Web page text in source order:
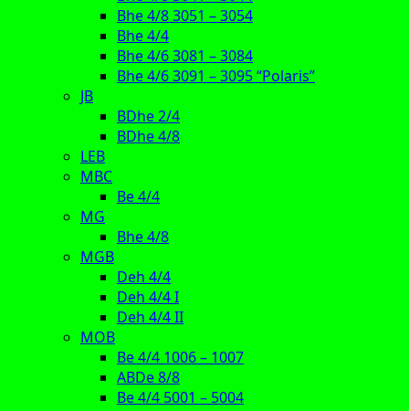
Bhe 4/8 3051 – 3054
Bhe 4/4
Bhe 4/6 3081 – 3084
Bhe 4/6 3091 – 3095 “Polaris”
JB
BDhe 2/4
BDhe 4/8
LEB
MBC
Be 4/4
MG
Bhe 4/8
MGB
Deh 4/4
Deh 4/4 I
Deh 4/4 II
MOB
Be 4/4 1006 – 1007
ABDe 8/8
Be 4/4 5001 – 5004